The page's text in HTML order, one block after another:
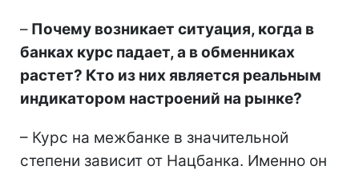
– Почему возникает ситуация, когда в
банках курс падает, а в обменниках
растет? Кто из них является реальным
индикатором настроений на рынке?
– Курс на межбанке в значительной
степени зависит от Нацбанка. Именно он